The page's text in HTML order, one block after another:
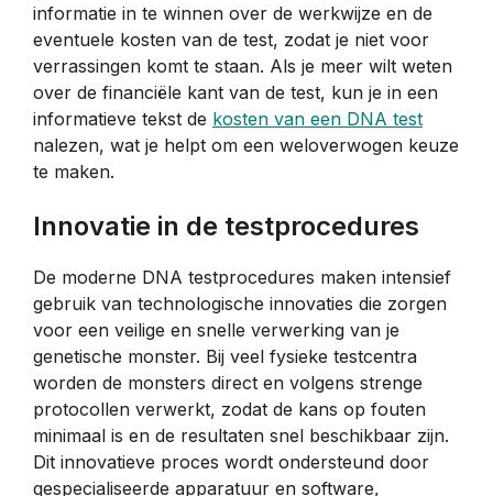
informatie in te winnen over de werkwijze en de
eventuele kosten van de test, zodat je niet voor
verrassingen komt te staan. Als je meer wilt weten
over de financiële kant van de test, kun je in een
informatieve tekst de kosten van een DNA test
nalezen, wat je helpt om een weloverwogen keuze
te maken.
Innovatie in de testprocedures
De moderne DNA testprocedures maken intensief
gebruik van technologische innovaties die zorgen
voor een veilige en snelle verwerking van je
genetische monster. Bij veel fysieke testcentra
worden de monsters direct en volgens strenge
protocollen verwerkt, zodat de kans op fouten
minimaal is en de resultaten snel beschikbaar zijn.
Dit innovatieve proces wordt ondersteund door
gespecialiseerde apparatuur en software,